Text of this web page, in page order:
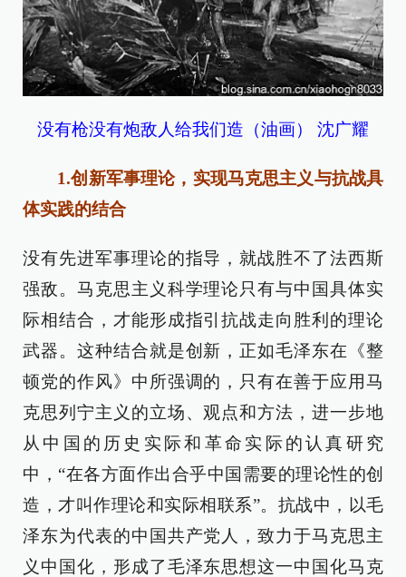
没有枪没有炮敌人给我们造（油画） 沈广耀
1.创新军事理论，实现马克思主义与抗战具
体实践的结合
没有先进军事理论的指导，就战胜不了法西斯
强敌。马克思主义科学理论只有与中国具体实
际相结合，才能形成指引抗战走向胜利的理论
武器。这种结合就是创新，正如毛泽东在《整
顿党的作风》中所强调的，只有在善于应用马
克思列宁主义的立场、观点和方法，进一步地
从中国的历史实际和革命实际的认真研究
中，“在各方面作出合乎中国需要的理论性的创
造，才叫作理论和实际相联系”。抗战中，以毛
泽东为代表的中国共产党人，致力于马克思主
义中国化，形成了毛泽东思想这一中国化马克